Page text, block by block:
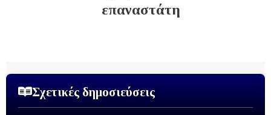
επαναστάτη
Σχετικές δημοσιεύσεις